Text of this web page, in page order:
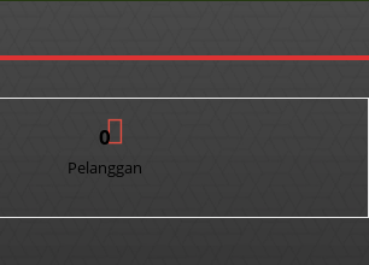
0
Pelanggan